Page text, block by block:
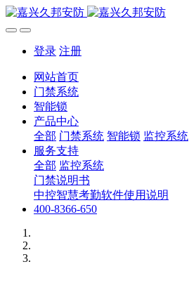
登录 注册
网站首页
门禁系统
智能锁
产品中心
全部 门禁系统 智能锁 监控系统
服务支持
全部 监控系统
门禁说明书
中控智慧考勤软件使用说明
400-8366-650